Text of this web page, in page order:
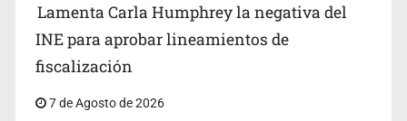
Lamenta Carla Humphrey la negativa del
INE para aprobar lineamientos de
fiscalización
7 de Agosto de 2026